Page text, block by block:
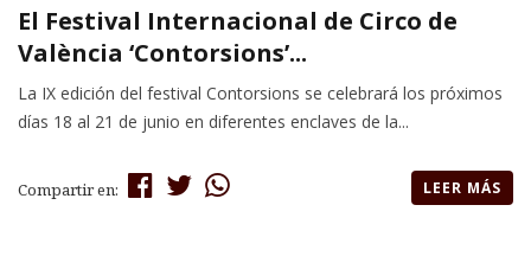
El Festival Internacional de Circo de
València ‘Contorsions’...
La IX edición del festival Contorsions se celebrará los próximos
días 18 al 21 de junio en diferentes enclaves de la...
Compartir en: LEER MÁS